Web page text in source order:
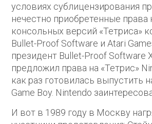
условиях сублицензирования
нечестно приобретенные права
консольных версий «Тетриса»
Bullet-Proof Software и Atari
президент Bullet-Proof Software
предложил права на «Тетрис»
как раз готовилась выпустить
Game Boy. Nintendo
И вот в 1989 году в Москву